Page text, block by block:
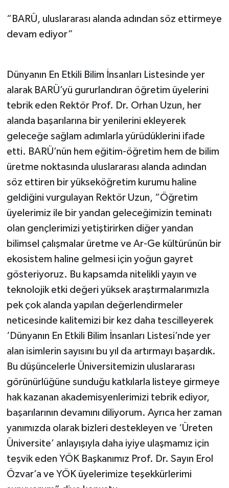
“BARÜ, uluslararası alanda adından söz ettirmeye
devam ediyor”
Dünyanın En Etkili Bilim İnsanları Listesinde yer
alarak BARÜ’yü gururlandıran öğretim üyelerini
tebrik eden Rektör Prof. Dr. Orhan Uzun, her
alanda başarılarına bir yenilerini ekleyerek
geleceğe sağlam adımlarla yürüdüklerini ifade
etti. BARÜ’nün hem eğitim-öğretim hem de bilim
üretme noktasında uluslararası alanda adından
söz ettiren bir yükseköğretim kurumu haline
geldiğini vurgulayan Rektör Uzun, “Öğretim
üyelerimiz ile bir yandan geleceğimizin teminatı
olan gençlerimizi yetiştirirken diğer yandan
bilimsel çalışmalar üretme ve Ar-Ge kültürünün bir
ekosistem haline gelmesi için yoğun gayret
gösteriyoruz. Bu kapsamda nitelikli yayın ve
teknolojik etki değeri yüksek araştırmalarımızla
pek çok alanda yapılan değerlendirmeler
neticesinde kalitemizi bir kez daha tescilleyerek
‘Dünyanın En Etkili Bilim İnsanları Listesi’nde yer
alan isimlerin sayısını bu yıl da artırmayı başardık.
Bu düşüncelerle Üniversitemizin uluslararası
görünürlüğüne sunduğu katkılarla listeye girmeye
hak kazanan akademisyenlerimizi tebrik ediyor,
başarılarının devamını diliyorum. Ayrıca her zaman
yanımızda olarak bizleri destekleyen ve ‘Üreten
Üniversite’ anlayışıyla daha iyiye ulaşmamız için
teşvik eden YÖK Başkanımız Prof. Dr. Sayın Erol
Özvar’a ve YÖK üyelerimize teşekkürlerimi